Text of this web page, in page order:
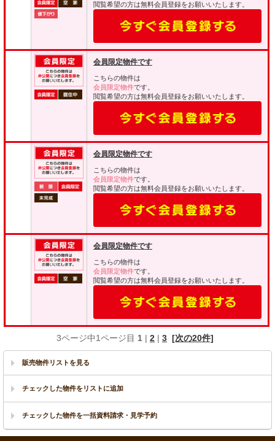
閲覧希望の方は無料会員登録をお願いいたします。
会員限定物件です
こちらの物件は
会員限定物件です。
閲覧希望の方は無料会員登録をお願いいたします。
会員限定物件です
こちらの物件は
会員限定物件です。
閲覧希望の方は無料会員登録をお願いいたします。
会員限定物件です
こちらの物件は
会員限定物件です。
閲覧希望の方は無料会員登録をお願いいたします。
3ページ中1ページ目 1 | 2 | 3 [次の20件]
販売物件リストを見る